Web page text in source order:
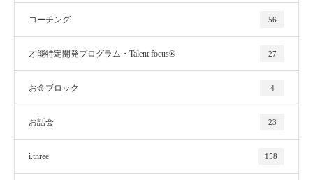
コーチング 56
才能特定開発プログラム・Talent focus® 27
お金ブロック 4
お話会 23
i.three 158